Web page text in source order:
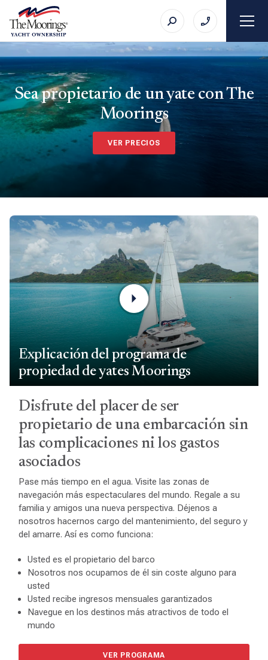
Sea propietario de un yate con The
Moorings
VER PRECIOS
Disfrute del placer de ser
propietario de una embarcación sin
las complicaciones ni los gastos
asociados
Pase más tiempo en el agua. Visite las zonas de
navegación más espectaculares del mundo. Regale a su
familia y amigos una nueva perspectiva. Déjenos a
nosotros hacernos cargo del mantenimiento, del seguro y
del amarre. Así es como funciona:
Usted es el propietario del barco
Nosotros nos ocupamos de él sin coste alguno para
usted
Usted recibe ingresos mensuales garantizados
Navegue en los destinos más atractivos de todo el
mundo
VER PROGRAMA
Explicación del programa de
propiedad de yates Moorings